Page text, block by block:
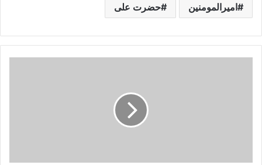
امیرالمومنین حضرت علی